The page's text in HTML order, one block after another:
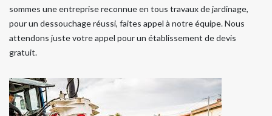
sommes une entreprise reconnue en tous travaux de jardinage,
pour un dessouchage réussi, faites appel à notre équipe. Nous
attendons juste votre appel pour un établissement de devis
gratuit.